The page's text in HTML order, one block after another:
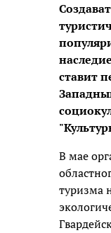
ставит
В мае
туризма